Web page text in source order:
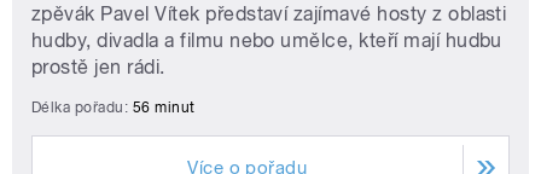
zpěvák Pavel Vítek představí zajímavé hosty z oblasti
hudby, divadla a filmu nebo umělce, kteří mají hudbu
prostě jen rádi.
Délka pořadu: 56 minut
Více o pořadu